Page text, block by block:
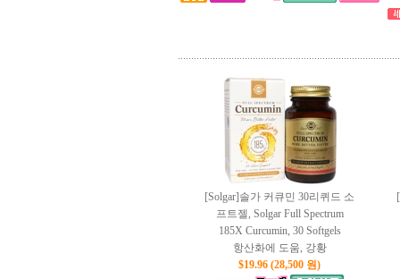
[Solgar]솔가 커큐민 30리퀴드 소
프트젤, Solgar Full Spectrum
185X Curcumin, 30 Softgels
항산화에 도움, 강황
$19.96 (28,500 원)